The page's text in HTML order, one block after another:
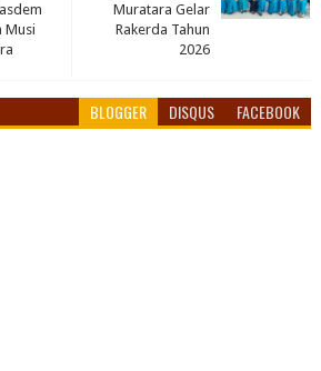
Muratara Gelar
Rakerda Tahun
2026
Musi
BLOGGER DISQUS FACEBOOK